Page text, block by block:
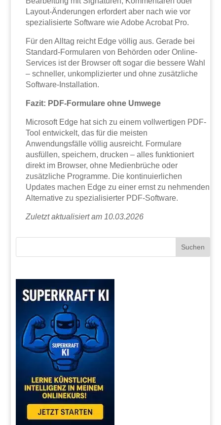
Layout-Änderungen erfordert aber nach wie vor
spezialisierte Software wie Adobe Acrobat Pro.
Für den Alltag reicht Edge völlig aus. Gerade bei
Standard-Formularen von Behörden oder Online-
Services ist der Browser oft sogar die bessere Wahl
– schneller, unkomplizierter und ohne zusätzliche
Software-Installation.
Fazit: PDF-Formulare ohne Umwege
Microsoft Edge hat sich zu einem vollwertigen PDF-
Tool entwickelt, das für die meisten
Anwendungsfälle völlig ausreicht. Formulare
ausfüllen, speichern, drucken – alles funktioniert
direkt im Browser, ohne Medienbrüche oder
zusätzliche Programme. Die kontinuierlichen
Updates machen Edge zu einer ernst zu nehmenden
Alternative zu spezialisierter PDF-Software.
Zuletzt aktualisiert am 10.03.2026